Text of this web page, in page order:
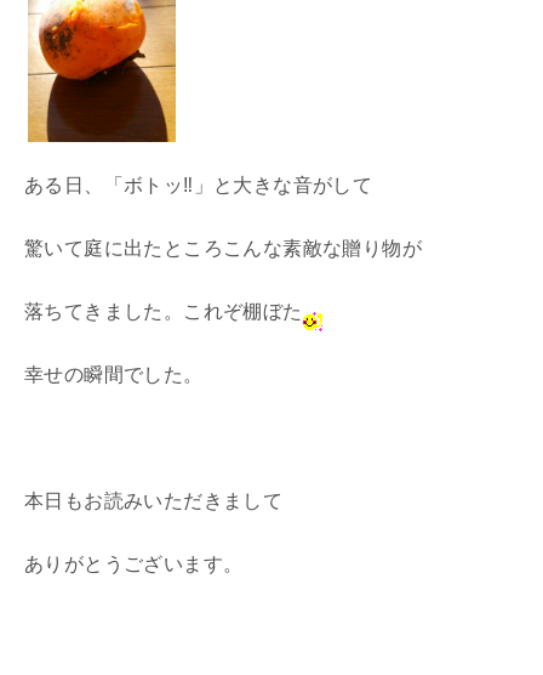
ある日、「ボトッ‼」と大きな音がして
驚いて庭に出たところこんな素敵な贈り物が
落ちてきました。これぞ棚ぼた
幸せの瞬間でした。
本日もお読みいただきまして
ありがとうございます。